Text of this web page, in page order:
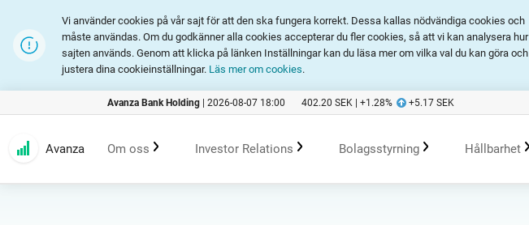
Vi använder cookies på vår sajt för att den ska fungera korrekt. Dessa kallas nödvändiga cookies och
måste användas. Om du godkänner alla cookies accepterar du fler cookies, så att vi kan analysera hur
sajten används. Genom att klicka på länken Inställningar kan du läsa mer om vilka val du kan göra och
justera dina cookieinställningar. Läs mer om cookies.
Avanza Bank Holding | 2026-08-07 18:00 402.20 SEK | +1.28% +5.17 SEK
Avanza Om oss Investor Relations Bolagsstyrning Hållbarhet